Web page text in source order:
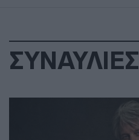
ΣΥΝΑΥΛΙΕΣ